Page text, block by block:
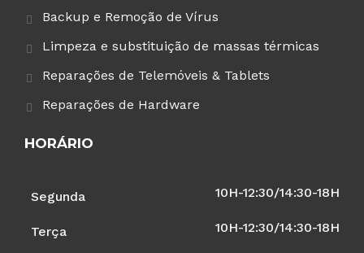
Backup e Remoção de Vírus
Limpeza e substituição de massas térmicas
Reparações de Telemóveis & Tablets
Reparações de Hardware
HORÁRIO
Segunda 10H-12:30/14:30-18H
Terça 10H-12:30/14:30-18H